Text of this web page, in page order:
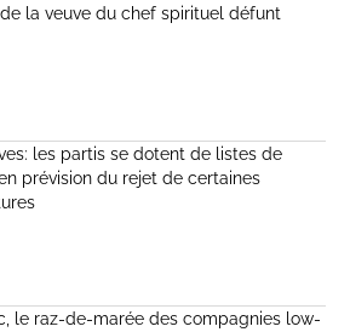
la veuve du chef spirituel défunt
les partis se dotent de listes de
prévision du rejet de certaines
le raz-de-marée des compagnies low-